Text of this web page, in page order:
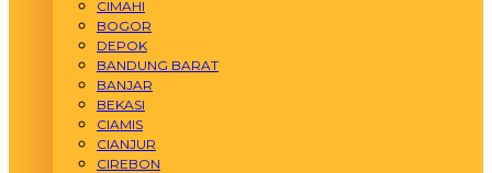
CIMAHI
BOGOR
DEPOK
BANDUNG BARAT
BANJAR
BEKASI
CIAMIS
CIANJUR
CIREBON